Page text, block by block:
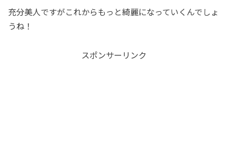
充分美人ですがこれからもっと綺麗になっていくんでしょ
うね！
スポンサーリンク